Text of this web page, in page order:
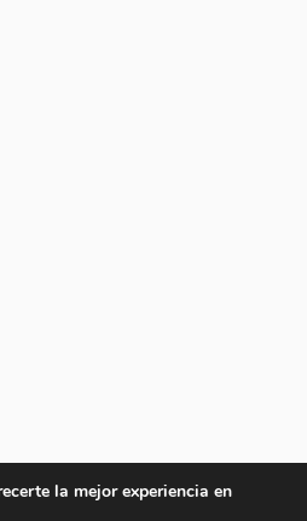
la mejor experiencia en